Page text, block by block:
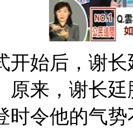
开始后，谢
原来，谢长
时令他的气